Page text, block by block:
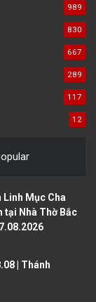
989
830
667
289
117
12
Linh Mục Cha
tại Nhà Thờ Bắc
| Thánh